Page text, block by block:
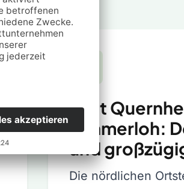
Stift
Rehmerloh:
und
Die nördlichen